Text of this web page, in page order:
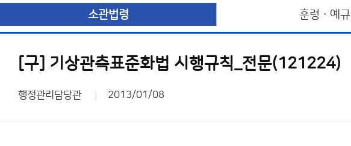
소관법령 훈령ㆍ예규
[구] 기상관측표준화법 시행규칙_전문(121224)
행정관리담당관 2013/01/08